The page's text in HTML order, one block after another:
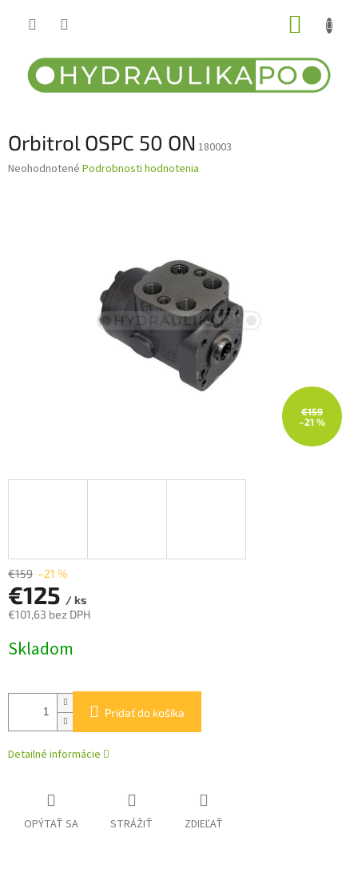
Orbitrol OSPC 50 ON 180003
Priemerné
Neohodnotené Podrobnosti hodnotenia
€159
–21 %
€159 –21 %
€125 / ks
€101,63 bez DPH
cena:
Skladom
Pridať do košíka
Detailné informácie
OPÝTAŤ SA STRÁŽIŤ ZDIEĽAŤ